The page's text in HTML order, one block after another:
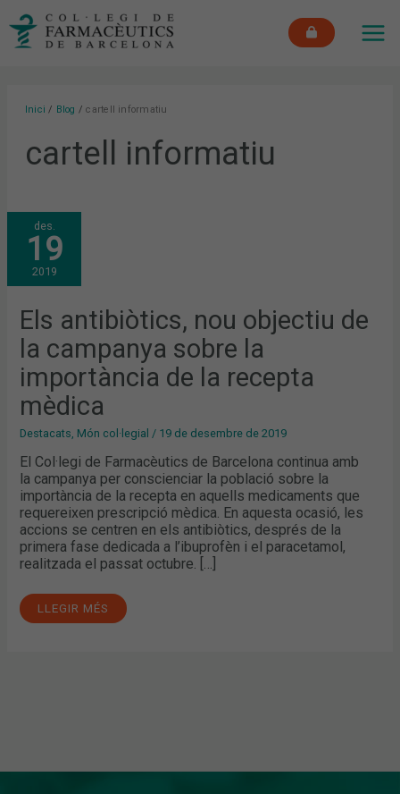
Inici Blog cartell informatiu
cartell informatiu
des.
19
2019
Els antibiòtics, nou objectiu de
la campanya sobre la
importància de la recepta
mèdica
Destacats Món col·legial / 19 de desembre de 2019
El Col·legi de Farmacèutics de Barcelona continua amb
la campanya per conscienciar la població sobre la
importància de la recepta en aquells medicaments que
requereixen prescripció mèdica. En aquesta ocasió, les
accions se centren en els antibiòtics, després de la
primera fase dedicada a l’ibuprofèn i el paracetamol,
realitzada el passat octubre. […]
ELS
ANTIBIÒTICS,
NOU
OBJECTIU
DE
LA
CAMPANYA
LA
IMPORTÀNCIA
DE
LA
RECEPTA
LLEGIR MÉS